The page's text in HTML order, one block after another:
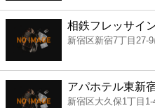
薬局
スーパー
エンタメ
相鉄フレッサイ
新宿区新宿7丁目27-
アパホテル東新
新宿区大久保1丁目